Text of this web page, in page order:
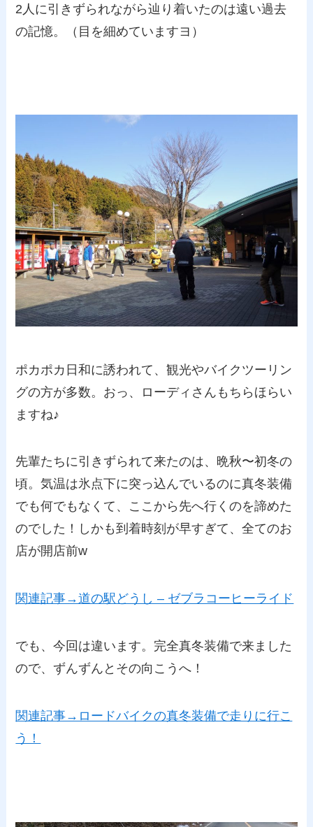
2人に引きずられながら辿り着いたのは遠い過去
の記憶。（目を細めていますヨ）
ポカポカ日和に誘われて、観光やバイクツーリン
グの方が多数。おっ、ローディさんもちらほらい
ますね♪
先輩たちに引きずられて来たのは、晩秋〜初冬の
頃。気温は氷点下に突っ込んでいるのに真冬装備
でも何でもなくて、ここから先へ行くのを諦めた
のでした！しかも到着時刻が早すぎて、全てのお
店が開店前w
関連記事→道の駅どうし – ゼブラコーヒーライド
でも、今回は違います。完全真冬装備で来ました
ので、ずんずんとその向こうへ！
関連記事→ロードバイクの真冬装備で走りに行こ
う！